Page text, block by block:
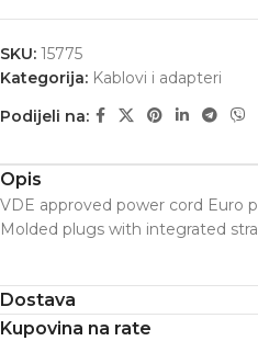
SKU: 15775
Kategorija: Kablovi i adapteri
Podijeli na:
Opis
VDE approved power cord Euro
Molded plugs with integrated
Dostava
Kupovina na rate